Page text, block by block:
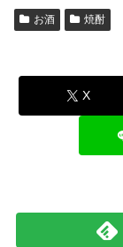
お酒 焼酎
X